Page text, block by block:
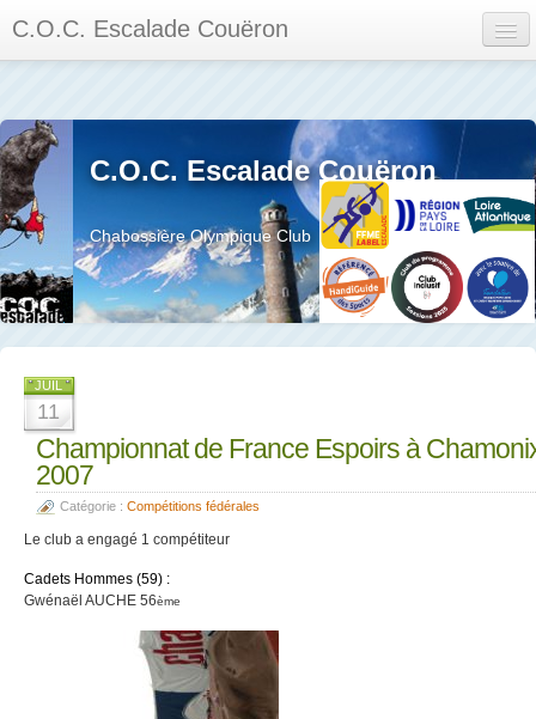
C.O.C. Escalade Couëron
Calendrier des événements et des compétitions
Les membres
Les séances
Privée
La salle et le mur
C.O.C. Escalade Couëron
Chabossière Olympique Club
JUIL
11
Championnat de France Espoirs à
2007
Catégorie : Compétitions fédérales
Le club a engagé 1 compétiteur
Cadets Hommes (59) :
Gwénaël AUCHE 56ème